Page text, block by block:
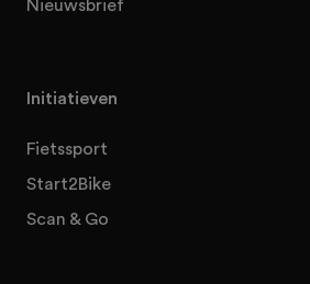
Nieuwsbrief
Initiatieven
Fietssport
Start2Bike
Scan & Go